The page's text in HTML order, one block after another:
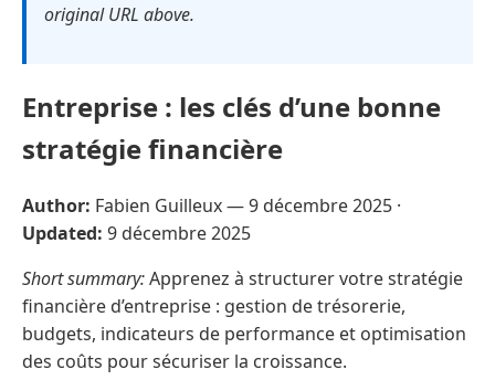
original URL above.
Entreprise : les clés d’une bonne
stratégie financière
Author: Fabien Guilleux —9 décembre 2025 ·
Updated: 9 décembre 2025
Short summary:Apprenez à structurer votre stratégie
financière d’entreprise : gestion de trésorerie,
budgets, indicateurs de performance et optimisation
des coûts pour sécuriser la croissance.